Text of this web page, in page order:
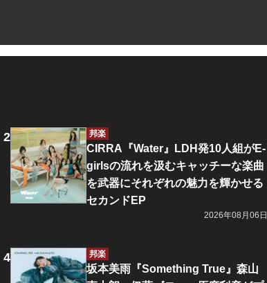
邦楽
CIRRA『Water』LDH発10人組がE-
girlsの流れを汲むキャッチーな楽曲
を武器にそれぞれの魅力を輝かせる
セカンドEP
2026年08月06日
邦楽
坂本美雨『Something True』森山